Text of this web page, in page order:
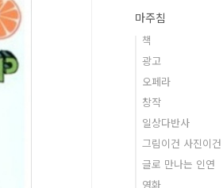
마주침
책
광고
오페라
창작
일상다반사
그림이건 사진이건
글로 만나는 인연
영화